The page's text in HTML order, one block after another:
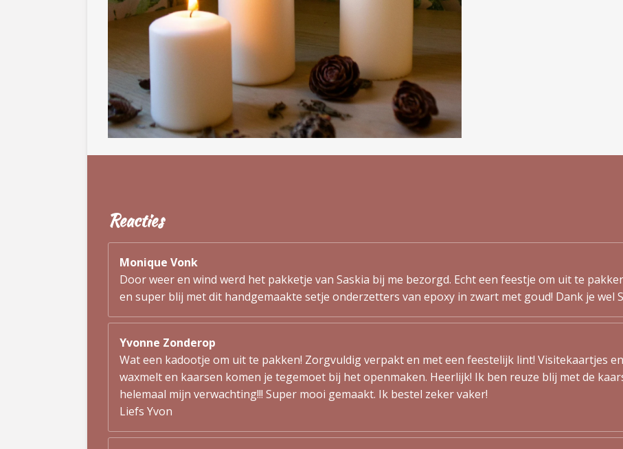
Reacties
Monique Vonk
Door weer en wind werd het pakketje van Saskia bij me bezorgd. Echt een feestje om uit te
en super blij met dit handgemaakte setje onderzetters van epoxy in zwart met goud! Dank je wel
Yvonne Zonderop
Wat een kadootje om uit te pakken! Zorgvuldig verpakt en met een feestelijk lint! Visitekaartjes
waxmelt en kaarsen komen je tegemoet bij het openmaken. Heerlijk! Ik ben reuze blij met de
helemaal mijn verwachting!!! Super mooi gemaakt. Ik bestel zeker vaker!
Liefs Yvon